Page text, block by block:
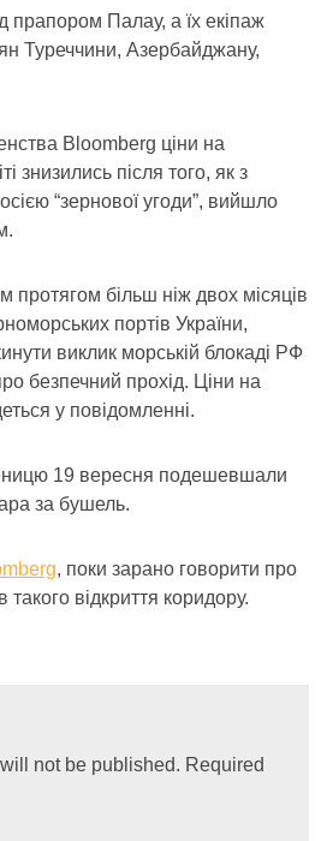
прапором Палау, а їх екіпаж
Туреччини, Азербайджану,
Bloomberg ціни на
знизились після того, як з
“зернової угоди”, вийшло
протягом більш ніж двох місяців
портів України,
виклик морській блокаді РФ
безпечний прохід. Ціни на
у повідомленні.
19 вересня подешевшали
за бушель.
, поки зарано говорити про
такого відкриття коридору.
not be published. Required